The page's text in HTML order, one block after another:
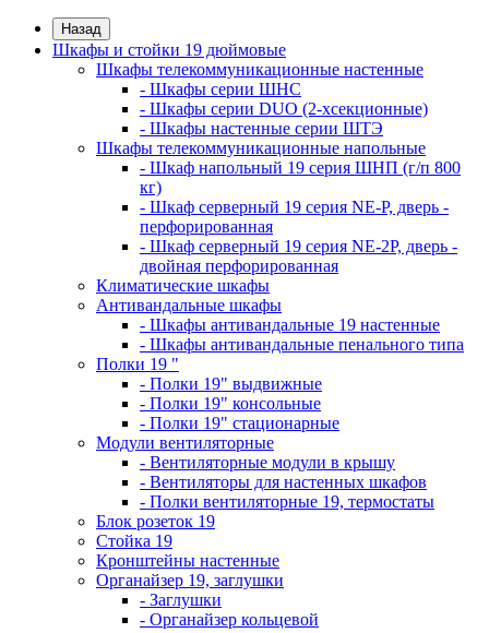
Назад
Шкафы и стойки 19 дюймовые
Шкафы телекоммуникационные настенные
- Шкафы серии ШНС
- Шкафы серии DUO (2-хсекционные)
- Шкафы настенные серии ШТЭ
Шкафы телекоммуникационные напольные
- Шкаф напольный 19 серия ШНП (г/п 800
кг)
- Шкаф серверный 19 серия NE-P, дверь -
перфорированная
- Шкаф серверный 19 серия NE-2P, дверь -
двойная перфорированная
Климатические шкафы
Антивандальные шкафы
- Шкафы антивандальные 19 настенные
- Шкафы антивандальные пенального типа
Полки 19 "
- Полки 19" выдвижные
- Полки 19" консольные
- Полки 19" стационарные
Модули вентиляторные
- Вентиляторные модули в крышу
- Вентиляторы для настенных шкафов
- Полки вентиляторные 19, термостаты
Блок розеток 19
Стойка 19
Кронштейны настенные
Органайзер 19, заглушки
- Заглушки
- Органайзер кольцевой